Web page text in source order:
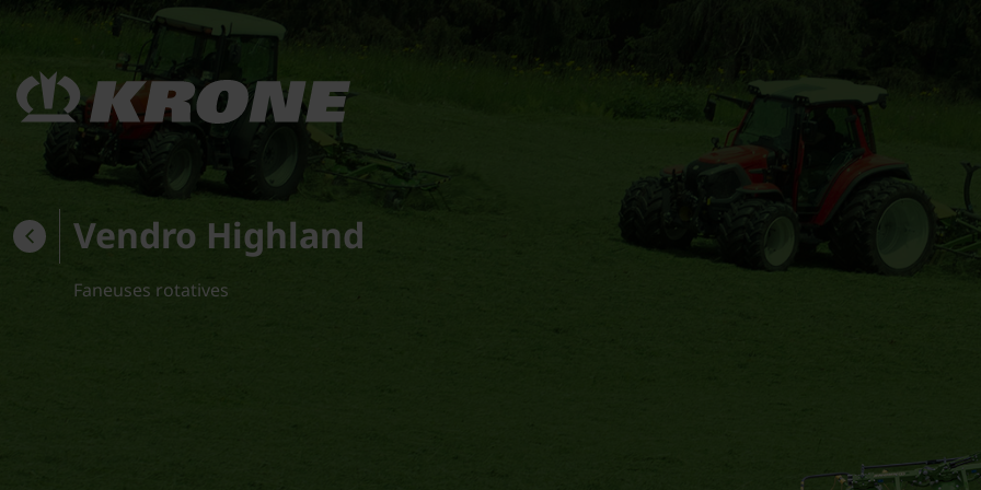
Vendro Highland
Faneuses rotatives